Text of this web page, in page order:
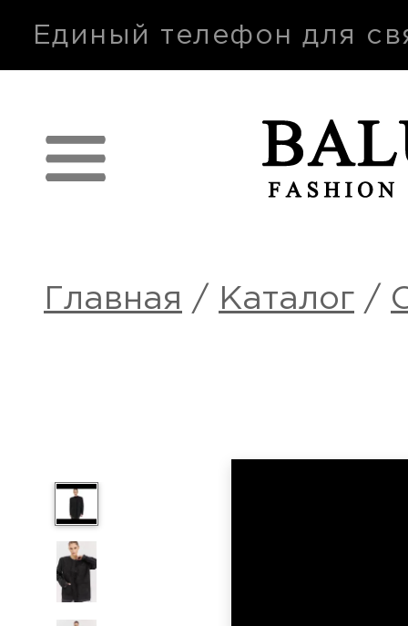
Единый телефон для
Главная / Каталог /